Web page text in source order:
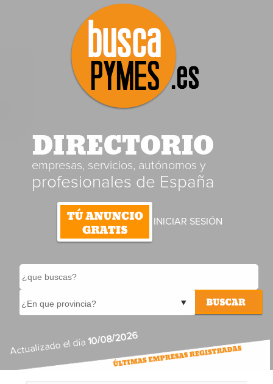
DIRECTORIO
empresas, servicios, autónomos y
profesionales de España
INICIAR SESIÓN
Actualizado el día10/08/2026